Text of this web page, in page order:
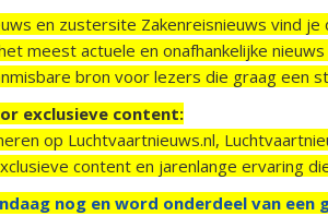
en zustersite Zakenreisnieuws vind
meest actuele en onafhankelijke
bron voor lezers die graag een
exclusieve content:
op Luchtvaartnieuws.nl,
content en jarenlange ervaring
nog en word onderdeel van een